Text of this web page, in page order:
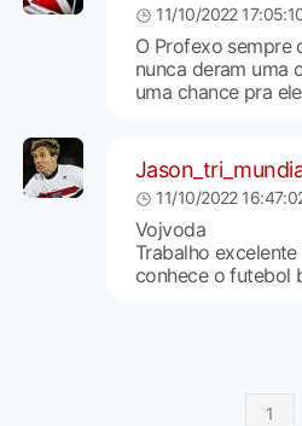
11/10/2022
O Profexo sempre
nunca deram uma
uma chance pra ele
11/10/2022
Vojvoda
Trabalho
conhece o futebol
1